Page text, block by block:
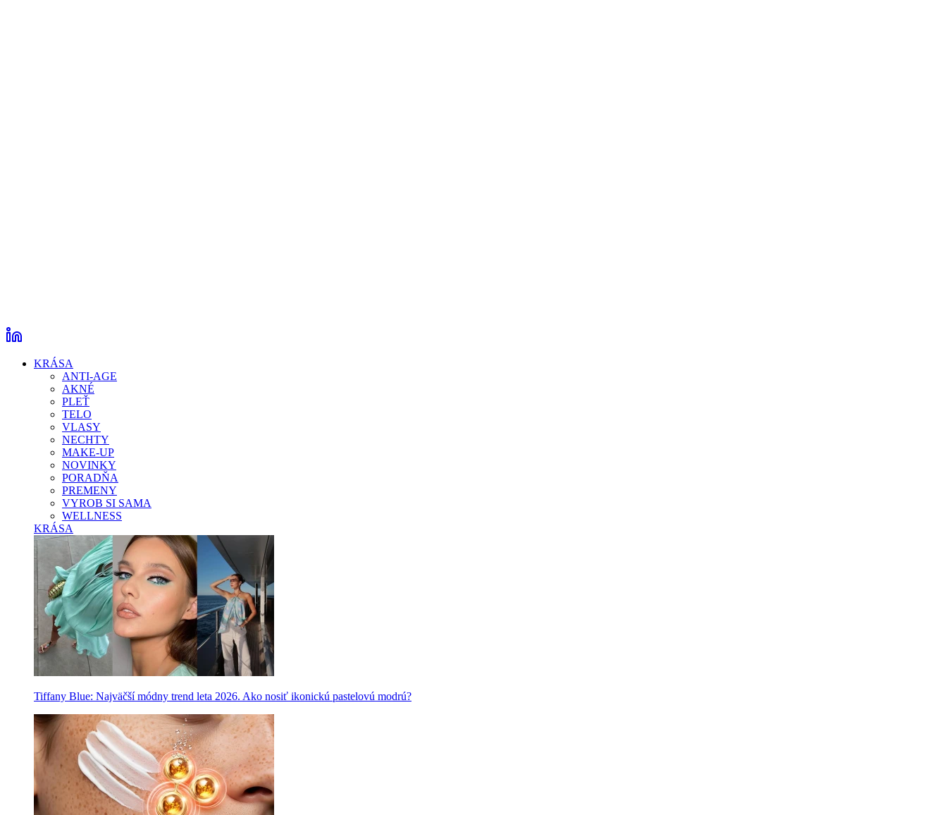
KRÁSA
ANTI-AGE
AKNÉ
PLEŤ
TELO
VLASY
NECHTY
MAKE-UP
NOVINKY
PORADŇA
PREMENY
VYROB SI SAMA
WELLNESS
KRÁSA
Tiffany Blue: Najväčší módny trend leta 2026. Ako nosiť ikonickú pastelovú modrú?